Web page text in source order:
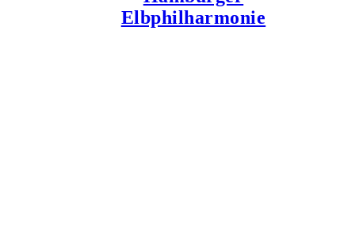
Elbphilharmonie